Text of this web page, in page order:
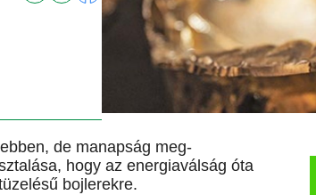
de manapság meg-
hogy az energiaválság óta
bojlerekre.